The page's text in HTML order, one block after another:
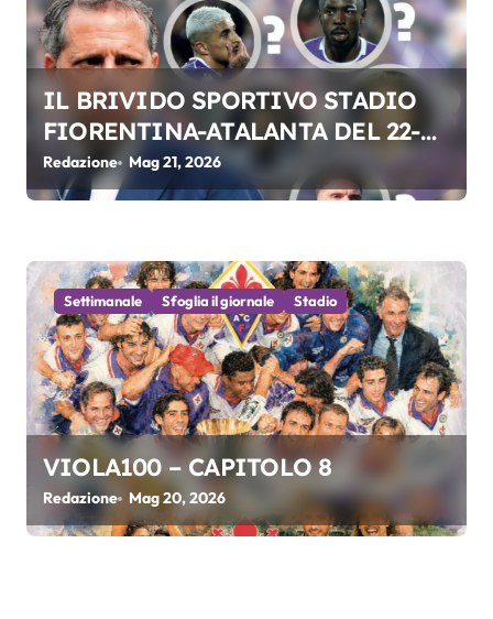
l
i IL BRIVIDO SPORTIVO STADIO
FIORENTINA-ATALANTA DEL 22-
05-2026
Redazione Mag 21, 2026
Settimanale Sfoglia il giornale Stadio
VIOLA100 – CAPITOLO 8
Redazione Mag 20, 2026